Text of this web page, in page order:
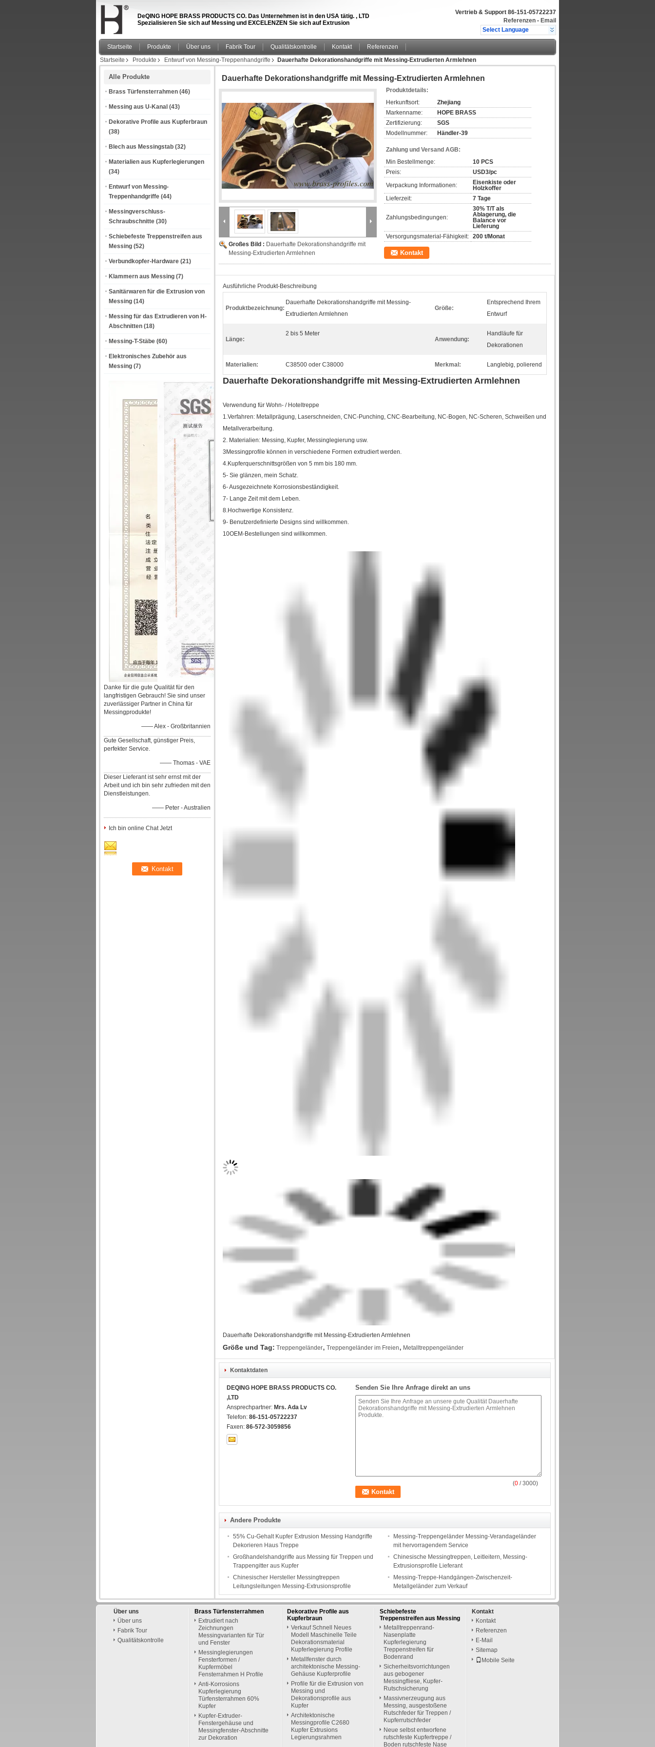
DeQING HOPE BRASS PRODUCTS CO. Das Unternehmen ist in den USA tätig. , LTD
Spezialisieren Sie sich auf Messing und EXCELENZEN Sie sich auf Extrusion
Vertrieb & Support 86-151-05722237
Referenzen - Email
Select Language
Startseite Produkte Über uns Fabrik Tour Qualitätskontrolle Kontakt
Referenzen
Startseite
Produkte Entwurf von Messing-Treppenhandgriffe Dauerhafte Dekorationshandgriffe mit Messing-Extrudierten Armlehnen
Alle Produkte
Brass Türfensterrahmen (46)
Messing aus U-Kanal (43)
Dekorative Profile aus Kupferbraun
(38)
Blech aus Messingstab (32)
Materialien aus Kupferlegierungen
(34)
Entwurf von Messing-
Treppenhandgriffe (44)
Messingverschluss-
Schraubschnitte (30)
Schiebefeste Treppenstreifen aus
Messing (52)
Verbundkopfer-Hardware (21)
Klammern aus Messing (7)
Sanitärwaren für die Extrusion von
Messing (14)
Messing für das Extrudieren von H-
Abschnitten (18)
Messing-T-Stäbe (60)
Elektronisches Zubehör aus
Messing (7)
Danke für die gute Qualität für den
langfristigen Gebrauch! Sie sind unser
zuverlässiger Partner in China für
Messingprodukte!
—— Alex - Großbritannien
Gute Gesellschaft, günstiger Preis,
perfekter Service.
—— Thomas - VAE
Dieser Lieferant ist sehr ernst mit der
Arbeit und ich bin sehr zufrieden mit den
Dienstleistungen.
—— Peter - Australien
Ich bin online Chat Jetzt
Dauerhafte Dekorationshandgriffe mit Messing-Extrudierten Armlehnen
Großes Bild : Dauerhafte Dekorationshandgriffe mit
Messing-Extrudierten Armlehnen
Produktdetails:
Herkunftsort:
Zhejiang
Markenname:
HOPE BRASS
Zertifizierung:
SGS
Modellnummer:
Händler-39
Zahlung und Versand AGB:
Min Bestellmenge:
10 PCS
Preis:
USD3/pc
Verpackung Informationen:
Eisenkiste oder
Holzkoffer
Lieferzeit:
7 Tage
Zahlungsbedingungen:
30% T/T als
Ablagerung, die
Balance vor
Lieferung
Versorgungsmaterial-Fähigkeit: 200 t/Monat
Kontakt
Ausführliche Produkt-Beschreibung
Produktbezeichnung:
Dauerhafte Dekorationshandgriffe mit Messing-
Extrudierten Armlehnen
Größe:
Entsprechend Ihrem
Entwurf
Länge:
2 bis 5 Meter
Anwendung:
Handläufe für
Dekorationen
Materialien: C38500 oder C38000 Merkmal: Langlebig, polierend
Dauerhafte Dekorationshandgriffe mit Messing-Extrudierten Armlehnen
Verwendung für Wohn- / Hoteltreppe
1.Verfahren: Metallprägung, Laserschneiden, CNC-Punching, CNC-Bearbeitung, NC-Bogen, NC-Scheren, Schweißen und
Metallverarbeitung.
2. Materialien: Messing, Kupfer, Messinglegierung usw.
3Messingprofile können in verschiedene Formen extrudiert werden.
4.Kupferquerschnittsgrößen von 5 mm bis 180 mm.
5- Sie glänzen, mein Schatz.
6- Ausgezeichnete Korrosionsbeständigkeit.
7- Lange Zeit mit dem Leben.
8.Hochwertige Konsistenz.
9- Benutzerdefinierte Designs sind willkommen.
10OEM-Bestellungen sind willkommen.
Dauerhafte Dekorationshandgriffe mit Messing-Extrudierten Armlehnen
Größe und Tag: Treppengeländer, Treppengeländer im Freien, Metalltreppengeländer
Kontaktdaten
DEQING HOPE BRASS PRODUCTS CO.
,LTD
Ansprechpartner: Mrs. Ada Lv
Telefon: 86-151-05722237
Faxen: 86-572-3059856
Senden Sie Ihre Anfrage direkt an uns
(0 / 3000)
Andere Produkte
55% Cu-Gehalt Kupfer Extrusion Messing Handgriffe
Dekorieren Haus Treppe
Messing-Treppengeländer Messing-Verandageländer
mit hervorragendem Service
Großhandelshandgriffe aus Messing für Treppen und
Trappengitter aus Kupfer
Chinesische Messingtreppen, Leitleitern, Messing-
Extrusionsprofile Lieferant
Chinesischer Hersteller Messingtreppen
Leitungsleitungen Messing-Extrusionsprofile
Messing-Treppe-Handgängen-Zwischenzeit-
Metallgeländer zum Verkauf
Über uns
Über uns
Fabrik Tour
Qualitätskontrolle
Brass Türfensterrahmen
Extrudiert nach
Zeichnungen
Messingvarianten für Tür
und Fenster
Messinglegierungen
Fensterformen /
Kupfermöbel
Fensterrahmen H Profile
Anti-Korrosions
Kupferlegierung
Türfensterrahmen 60%
Kupfer
Kupfer-Extruder-
Fenstergehäuse und
Messingfenster-Abschnitte
zur Dekoration
Dekorative Profile aus
Kupferbraun
Verkauf Schnell Neues
Modell Maschinelle Teile
Dekorationsmaterial
Kupferlegierung Profile
Metallfenster durch
architektonische Messing-
Gehäuse Kupferprofile
Profile für die Extrusion von
Messing und
Dekorationsprofile aus
Kupfer
Architektonische
Messingprofile C2680
Kupfer Extrusions
Legierungsrahmen
Schiebefeste
Treppenstreifen aus Messing
Metalltreppenrand-
Nasenplatte
Kupferlegierung
Treppenstreifen für
Bodenrand
Sicherheitsvorrichtungen
aus gebogener
Messingfliese, Kupfer-
Rutschsicherung
Massivnerzeugung aus
Messing, ausgestoßene
Rutschfeder für Treppen /
Kupferrutschfeder
Neue selbst entworfene
rutschfeste Kupfertreppe /
Boden rutschfeste Nase
Kontakt
Kontakt
Referenzen
E-Mail
Sitemap
Mobile Seite